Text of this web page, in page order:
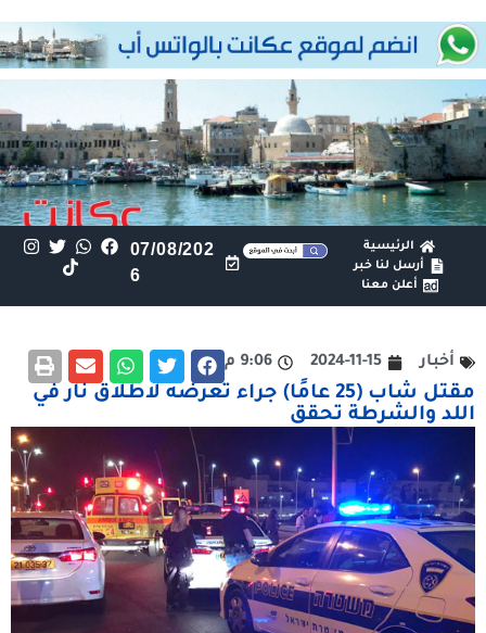
الرئيسية
أرسل لنا خبر
أعلن معنا
07/08/202
6
أخبار 2024-11-15 9:06 م
مقتل شاب (25 عامًا) جراء تعرضه لاطلاق نار في
اللد والشرطة تحقق